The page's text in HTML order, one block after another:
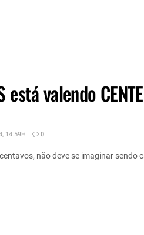
está valendo
14:59H 0
não deve se imaginar sendo